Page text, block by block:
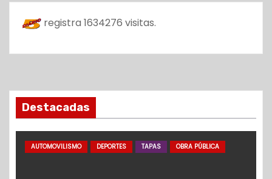
registra 1634276 visitas.
Destacadas
AUTOMOVILISMO DEPORTES TAPAS OBRA PÚBLICA